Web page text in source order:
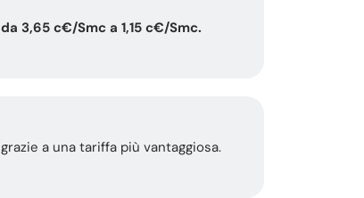
da 3,65 c€/Smc a 1,15 c€/Smc.
grazie a una tariffa più vantaggiosa.